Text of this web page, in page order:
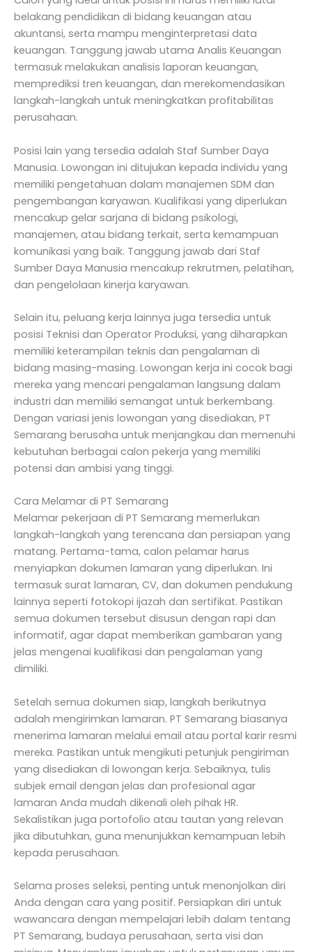
belakang pendidikan di bidang keuangan atau
akuntansi, serta mampu menginterpretasi data
keuangan. Tanggung jawab utama Analis Keuangan
termasuk melakukan analisis laporan keuangan,
memprediksi tren keuangan, dan merekomendasikan
langkah-langkah untuk meningkatkan profitabilitas
perusahaan.
Posisi lain yang tersedia adalah Staf Sumber Daya
Manusia. Lowongan ini ditujukan kepada individu yang
memiliki pengetahuan dalam manajemen SDM dan
pengembangan karyawan. Kualifikasi yang diperlukan
mencakup gelar sarjana di bidang psikologi,
manajemen, atau bidang terkait, serta kemampuan
komunikasi yang baik. Tanggung jawab dari Staf
Sumber Daya Manusia mencakup rekrutmen, pelatihan,
dan pengelolaan kinerja karyawan.
Selain itu, peluang kerja lainnya juga tersedia untuk
posisi Teknisi dan Operator Produksi, yang diharapkan
memiliki keterampilan teknis dan pengalaman di
bidang masing-masing. Lowongan kerja ini cocok bagi
mereka yang mencari pengalaman langsung dalam
industri dan memiliki semangat untuk berkembang.
Dengan variasi jenis lowongan yang disediakan, PT
Semarang berusaha untuk menjangkau dan memenuhi
kebutuhan berbagai calon pekerja yang memiliki
potensi dan ambisi yang tinggi.
Cara Melamar di PT Semarang
Melamar pekerjaan di PT Semarang memerlukan
langkah-langkah yang terencana dan persiapan yang
matang. Pertama-tama, calon pelamar harus
menyiapkan dokumen lamaran yang diperlukan. Ini
termasuk surat lamaran, CV, dan dokumen pendukung
lainnya seperti fotokopi ijazah dan sertifikat. Pastikan
semua dokumen tersebut disusun dengan rapi dan
informatif, agar dapat memberikan gambaran yang
jelas mengenai kualifikasi dan pengalaman yang
dimiliki.
Setelah semua dokumen siap, langkah berikutnya
adalah mengirimkan lamaran. PT Semarang biasanya
menerima lamaran melalui email atau portal karir resmi
mereka. Pastikan untuk mengikuti petunjuk pengiriman
yang disediakan di lowongan kerja. Sebaiknya, tulis
subjek email dengan jelas dan profesional agar
lamaran Anda mudah dikenali oleh pihak HR.
Sekalistikan juga portofolio atau tautan yang relevan
jika dibutuhkan, guna menunjukkan kemampuan lebih
kepada perusahaan.
Selama proses seleksi, penting untuk menonjolkan diri
Anda dengan cara yang positif. Persiapkan diri untuk
wawancara dengan mempelajari lebih dalam tentang
PT Semarang, budaya perusahaan, serta visi dan